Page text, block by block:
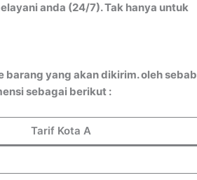
anda (24/7). Tak hanya untuk
yang akan dikirim. oleh sebab
sebagai berikut :
Tarif Kota A